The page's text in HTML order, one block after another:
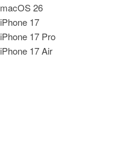
macOS 26
iPhone 17
iPhone 17 Pro
iPhone 17 Air